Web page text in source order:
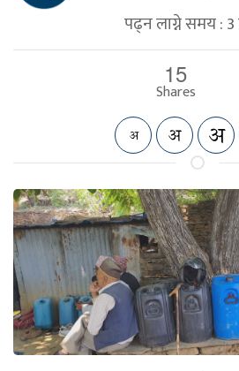
पढ्न लाग्ने समय :3
15
Shares